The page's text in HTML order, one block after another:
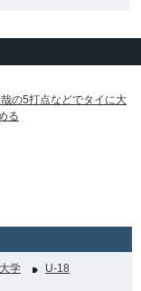
の5打点などでタイに大
る
大学
U-18